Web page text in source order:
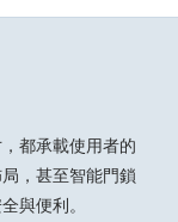
都承載使用者的
，甚至智能門鎖
與便利。